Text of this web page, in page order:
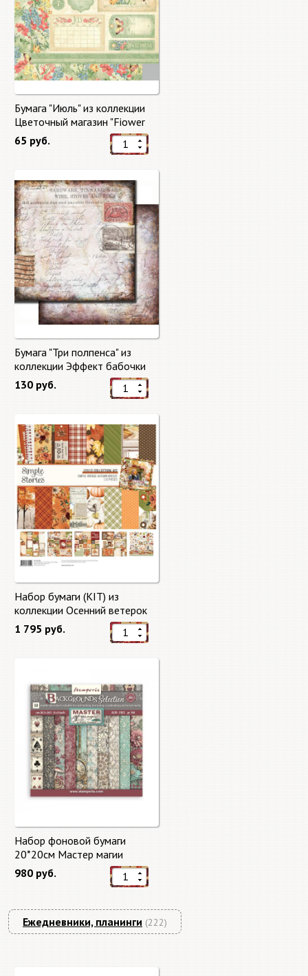
Бумага "Июль" из коллекции
Цветочный магазин "Fiower
Market"
65 руб.
Бумага "Три полпенса" из
коллекции Эффект бабочки
"Butterfly Effect"
130 руб.
Набор бумаги (KIT) из
коллекции Осенний ветерок
"Autumn Breeze"
1 795 руб.
Набор фоновой бумаги
20*20см Мастер магии
"Master of Magic" 10 листов +
бонус от Stamperia
980 руб.
Ежедневники, планинги (222)